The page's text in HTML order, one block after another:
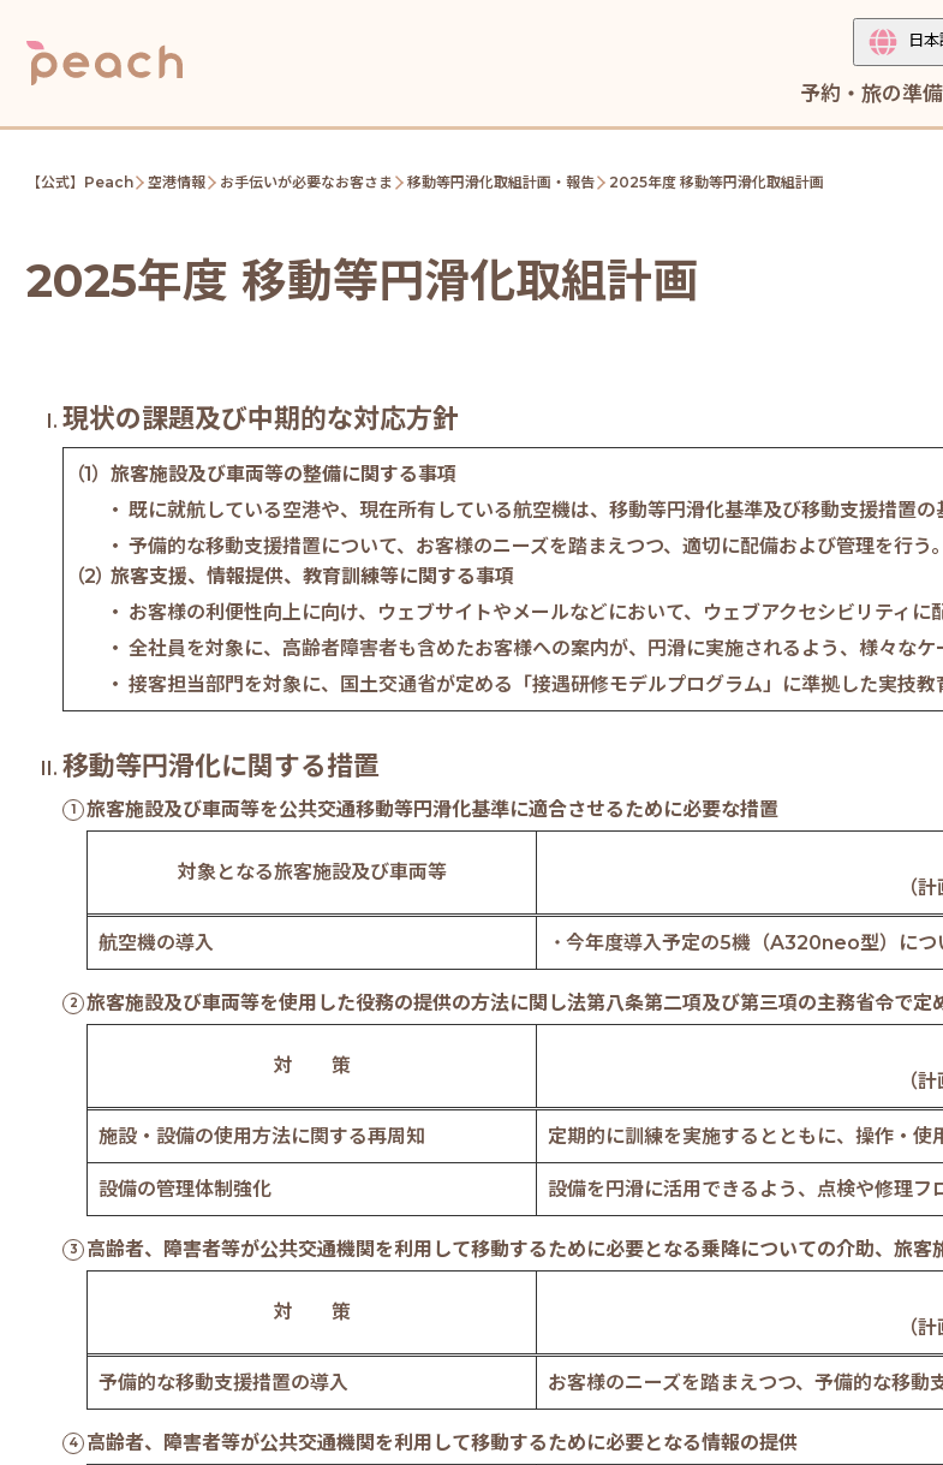
予約・旅の準備
日
【公式】Peach 空港情報 お手伝いが必要なお客さま 移動等円滑化取組計画・報告 2025年度 移動等円滑化取組計画
2025年度 移動等円滑化取組計画
現状の課題及び中期的な対応方針
旅客施設及び車両等の整備に関する事項
既に就航している空港や、現在所有している航空機は、移動等円滑化基準及び移動支援措置
予備的な移動支援措置について、お客様のニーズを踏まえつつ、適切に配備および管理を行う。
旅客支援、情報提供、教育訓練等に関する事項
お客様の利便性向上に向け、ウェブサイトやメールなどにおいて、ウェブアクセシビリティ
全社員を対象に、高齢者障害者も含めたお客様への案内が、円滑に実施されるよう、様々なケ
接客担当部門を対象に、国土交通省が定める「接遇研修モデルプログラム」に準拠した実技
移動等円滑化に関する措置
旅客施設及び車両等を公共交通移動等円滑化基準に適合させるために必要な措置
対象となる旅客施設及び車両等
（
航空機の導入 今年度導入予定の5機（A320neo型）につ
旅客施設及び車両等を使用した役務の提供の方法に関し法第八条第二項及び第三項の主務省令で
対 策
（
施設・設備の使用方法に関する再周知 定期的に訓練を実施するとともに、操作・使
設備の管理体制強化 設備を円滑に活用できるよう、点検や修理フ
高齢者、障害者等が公共交通機関を利用して移動するために必要となる乗降についての介助、旅客
対 策
（
予備的な移動支援措置の導入 お客様のニーズを踏まえつつ、予備的な移動
高齢者、障害者等が公共交通機関を利用して移動するために必要となる情報の提供